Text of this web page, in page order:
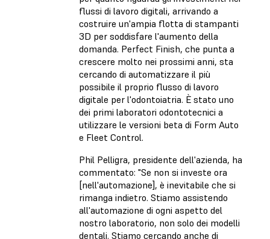
flussi di lavoro digitali, arrivando a
costruire un'ampia flotta di stampanti
3D per soddisfare l'aumento della
domanda. Perfect Finish, che punta a
crescere molto nei prossimi anni, sta
cercando di automatizzare il più
possibile il proprio flusso di lavoro
digitale per l'odontoiatria. È stato uno
dei primi laboratori odontotecnici a
utilizzare le versioni beta di Form Auto
e Fleet Control.
Phil Pelligra, presidente dell'azienda, ha
commentato: "Se non si investe ora
[nell'automazione], è inevitabile che si
rimanga indietro. Stiamo assistendo
all'automazione di ogni aspetto del
nostro laboratorio, non solo dei modelli
dentali. Stiamo cercando anche di